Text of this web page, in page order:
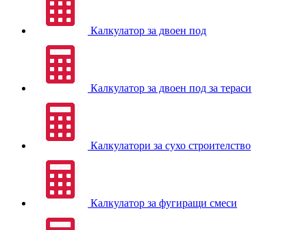
Калкулатор за двоен под
Калкулатор за двоен под за тераси
Калкулатори за сухо строителство
Калкулатор за фугиращи смеси